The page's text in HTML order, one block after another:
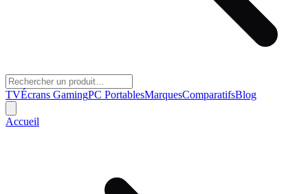
TVÉcrans GamingPC PortablesMarquesComparatifsBlog
Accueil